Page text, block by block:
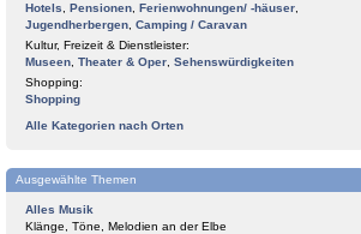
Hotels
Pensionen Ferienwohnungen/ -häuser
Jugendherbergen Camping / Caravan
Kultur, Freizeit & Dienstleister:
Museen Theater & Oper Sehenswürdigkeiten
Shopping:
Shopping
Alle Kategorien nach Orten
Ausgewählte Themen
Alles Musik
Klänge, Töne, Melodien an der Elbe